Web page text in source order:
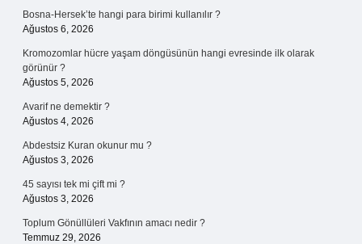
Bosna-Hersek’te hangi para birimi kullanılır ?
Ağustos 6, 2026
Kromozomlar hücre yaşam döngüsünün hangi evresinde ilk olarak
görünür ?
Ağustos 5, 2026
Avarif ne demektir ?
Ağustos 4, 2026
Abdestsiz Kuran okunur mu ?
Ağustos 3, 2026
45 sayısı tek mi çift mi ?
Ağustos 3, 2026
Toplum Gönüllüleri Vakfının amacı nedir ?
Temmuz 29, 2026